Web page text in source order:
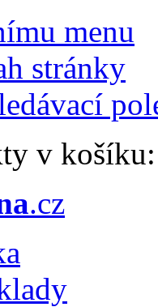
menu
stránky
v
.cz